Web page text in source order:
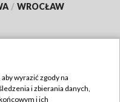
/ WROCŁAW
wyrazić zgody na
i zbierania danych,
i ich